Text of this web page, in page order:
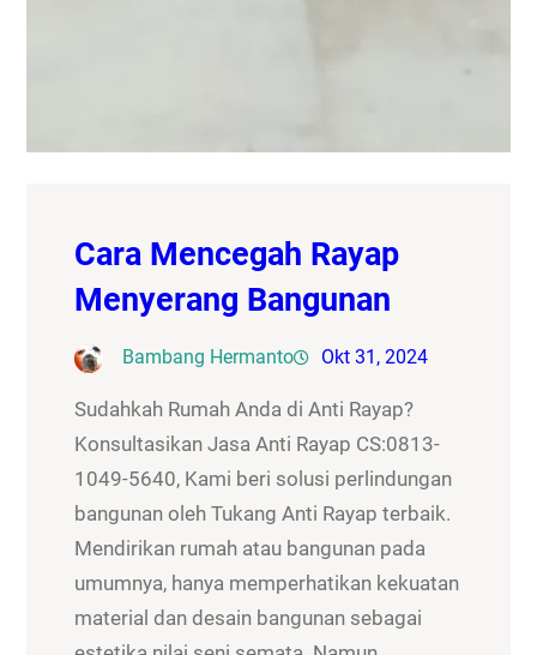
Cara Mencegah Rayap
Menyerang Bangunan
Bambang Hermanto Okt 31, 2024
Sudahkah Rumah Anda di Anti Rayap?
Konsultasikan Jasa Anti Rayap CS:0813-
1049-5640, Kami beri solusi perlindungan
bangunan oleh Tukang Anti Rayap terbaik.
Mendirikan rumah atau bangunan pada
umumnya, hanya memperhatikan kekuatan
material dan desain bangunan sebagai